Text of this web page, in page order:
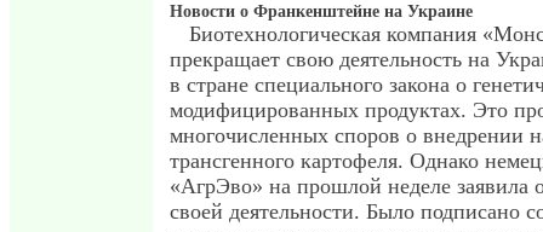
Новости о Франкенштейне на Украине
Биотехнологическая компания
прекращает свою деятельность на
в стране специального закона о
модифицированных продуктах. Это
многочисленных споров о внедрении
трансгенного картофеля. Однако
«АгрЭво» на прошлой неделе заявила
своей деятельности. Было подписано